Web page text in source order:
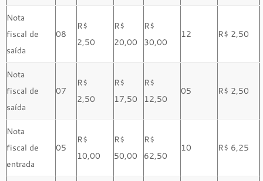
Nota
fiscal de
saída
08
R$
2,50
R$
20,00
R$
30,00
12 R$ 2,50
Nota
fiscal de
saída
07
R$
2,50
R$
17,50
R$
12,50
05 R$ 2,50
Nota
fiscal de
entrada
05
R$
10,00
R$
50,00
R$
62,50
10 R$ 6,25